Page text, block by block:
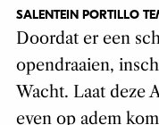
SALENTEIN PORTILLO
Doordat er een
opendraaien,
Wacht. Laat deze
even op adem